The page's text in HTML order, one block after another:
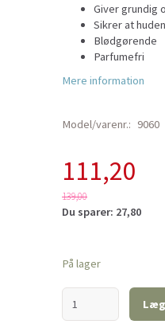
Giver grundig
Sikrer at
Blødgørende
Parfumefri
Mere information
Model/varenr.: 9060
111,20
139,00
Du sparer: 27,80
På lager